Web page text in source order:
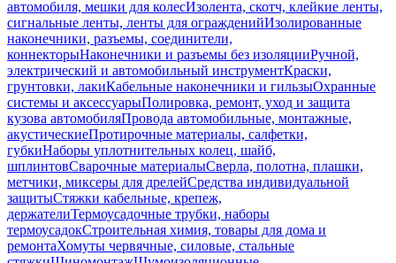
автомобиля, мешки для колесИзолента, скотч, клейкие ленты,
сигнальные ленты, ленты для огражденийИзолированные
наконечники, разъемы, соединители,
коннекторыНаконечники и разъемы без изоляцииРучной,
электрический и автомобильный инструментКраски,
грунтовки, лакиКабельные наконечники и гильзыОхранные
системы и аксессуарыПолировка, ремонт, уход и защита
кузова автомобиляПровода автомобильные, монтажные,
акустическиеПротирочные материалы, салфетки,
губкиНаборы уплотнительных колец, шайб,
шплинтовСварочные материалыСверла, полотна, плашки,
метчики, миксеры для дрелейСредства индивидуальной
защитыСтяжки кабельные, крепеж,
держателиТермоусадочные трубки, наборы
термоусадокСтроительная химия, товары для дома и
ремонтаХомуты червячные, силовые, стальные